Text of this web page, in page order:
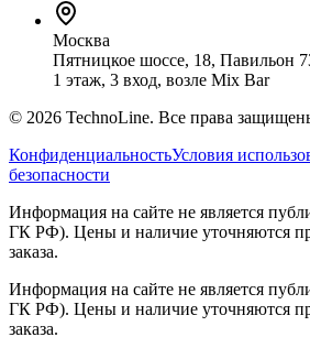
Москва
Пятницкое шоссе, 18, Павильон
1 этаж, 3 вход, возле Mix Bar
© 2026 TechnoLine. Все права
КонфиденциальностьУсловия
безопасности
Информация на сайте не является
ГК РФ). Цены и наличие уточняются
заказа.
Информация на сайте не является
ГК РФ). Цены и наличие уточняются
заказа.